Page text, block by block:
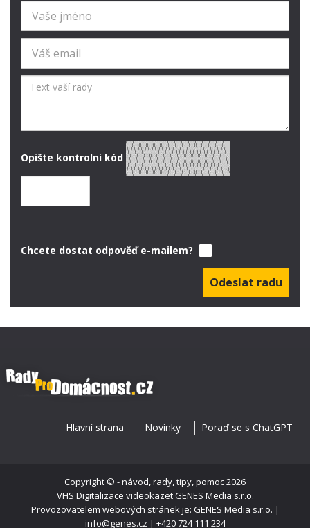
Opište kontrolni kód
Chcete dostat odpověď e-mailem?
Hlavní strana Novinky Poraď se s ChatGPT
Copyright © - návod, rady, tipy, pomoc2026
VHS Digitalizace videokazetGENES Media s.r.o.
Provozovatelem webových stránek je: GENES Media s.r.o. |
info@genes.cz | +420 724 111 234